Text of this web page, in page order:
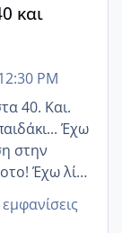
και
PM
40. Και.
Έχω
στην
Έχω λίγα
προσπαθώ